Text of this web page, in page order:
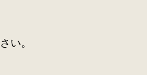
い。